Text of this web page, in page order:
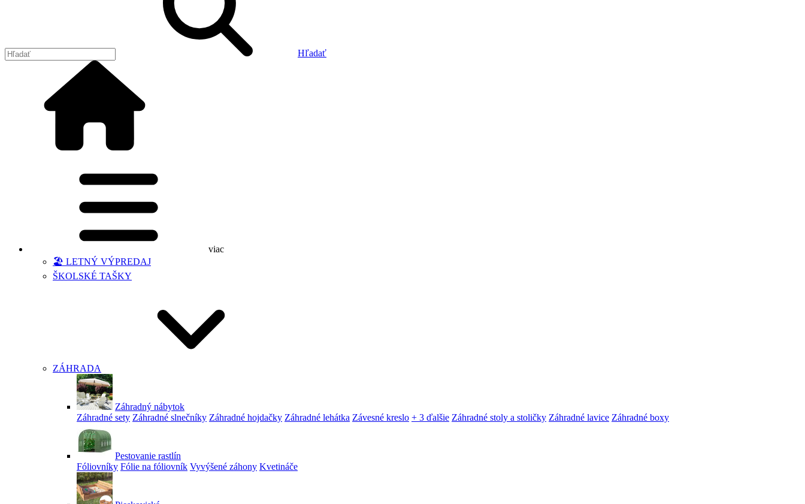
Hľadať
viac
🏖️ LETNÝ VÝPREDAJ
ŠKOLSKÉ TAŠKY
ZÁHRADA
Záhradný nábytok
Záhradné sety Záhradné slnečníky Záhradné hojdačky Záhradné lehátka Závesné kreslo + 3 ďalšie Záhradné stoly a stoličky Záhradné lavice Záhradné boxy
Pestovanie rastlín
Fóliovníky Fólie na fóliovník Vyvýšené záhony Kvetináče